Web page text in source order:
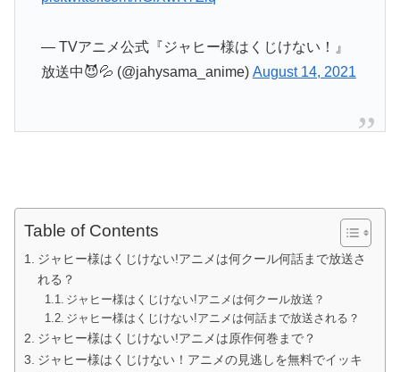
— TVアニメ公式『ジャヒー様はくじけない！』
放送中😈💦 (@jahysama_anime) August 14, 2021
Table of Contents
ジャヒー様はくじけない!アニメは何クール何話まで放送さ
れる？
ジャヒー様はくじけない!アニメは何クール放送？
ジャヒー様はくじけない!アニメは何話まで放送される？
ジャヒー様はくじけない!アニメは原作何巻まで？
ジャヒー様はくじけない！アニメの見逃しを無料でイッキ